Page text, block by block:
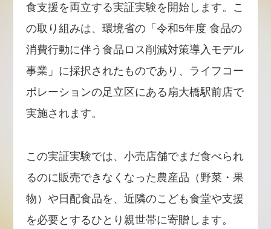
食支援を両立する実証実験を開始します。こ
の取り組みは、環境省の「令和5年度 食品の
消費行動に伴う食品ロス削減対策導入モデル
事業」に採択されたものであり、ライフコー
ポレーションの足立区にある扇大橋駅前店で
実施されます。
この実証実験では、小売店舗でまだ食べられ
るのに販売できなくなった農産品（野菜・果
物）や日配食品を、近隣のこども食堂や支援
を必要とするひとり親世帯に寄贈します。